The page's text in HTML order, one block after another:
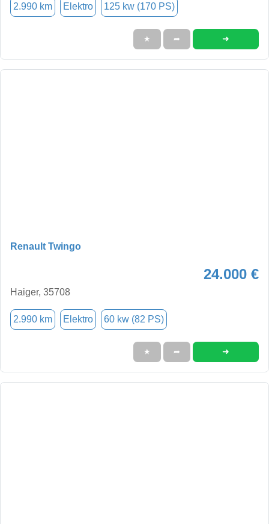
2.990 km Elektro 125 kw (170 PS)
★ ➦ ➜
Renault Twingo
24.000 €
Haiger, 35708
2.990 km Elektro 60 kw (82 PS)
★ ➦ ➜